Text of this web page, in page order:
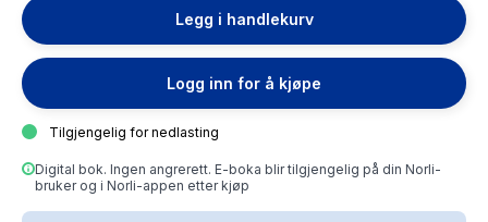
Legg i handlekurv
Logg inn for å kjøpe
Tilgjengelig for nedlasting
Digital bok. Ingen angrerett. E-boka blir tilgjengelig på din Norli-
bruker og i Norli-appen etter kjøp